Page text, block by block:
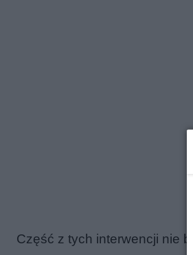
Część z tych interwencji nie